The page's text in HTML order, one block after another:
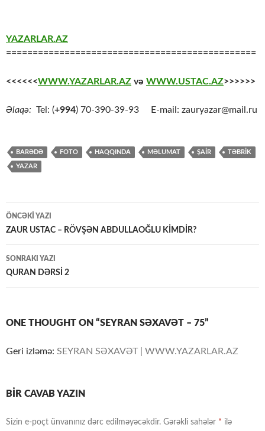
YAZARLAR.AZ
===============================================
<<<<<<WWW.YAZARLAR.AZ və WWW.USTAC.AZ>>>>>>
Əlaqə: Tel: (+994) 70-390-39-93 E-mail: zauryazar@mail.ru
BARƏDƏ FOTO HAQQINDA MƏLUMAT ŞAİR TƏBRİK
YAZAR
Yazılar
üzrə
naviqasiya
ÖNCƏKI YAZI
ZAUR USTAC – RÖVŞƏN ABDULLAOĞLU KİMDİR?
SONRAKI YAZI
QURAN DƏRSİ 2
ONE THOUGHT ON “SEYRAN SƏXAVƏT – 75”
Geri izləmə: SEYRAN SƏXAVƏT | WWW.YAZARLAR.AZ
BIR CAVAB YAZIN
Sizin e-poçt ünvanınız dərc edilməyəcəkdir. Gərəkli sahələr * ilə